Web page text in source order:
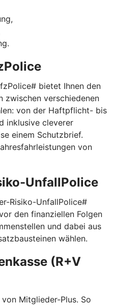
bietet Ihnen den
zwischen verschiedenen
von der Haftpflicht- bis
inklusive cleverer
einem Schutzbrief.
von
UnfallPolice
Risiko-UnfallPolice#
den finanziellen Folgen
und dabei aus
wählen.
(R+V
Mitglieder-Plus. So